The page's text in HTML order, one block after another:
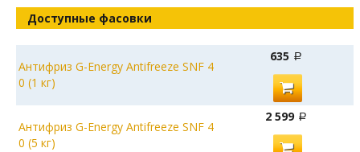
Доступные фасовки
Антифриз G-Energy Antifreeze SNF 4
0 (1 кг)
635
Антифриз G-Energy Antifreeze SNF 4
0 (5 кг)
2 599